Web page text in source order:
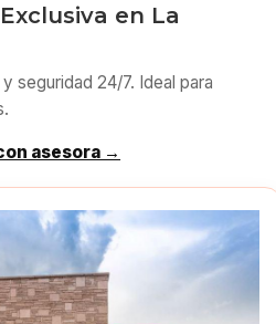
en La
seguridad 24/7. Ideal para
asesora →